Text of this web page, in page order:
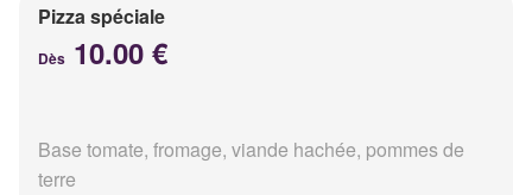
Pizza spéciale
Dès 10.00 €
Base tomate, fromage, viande hachée, pommes de
terre